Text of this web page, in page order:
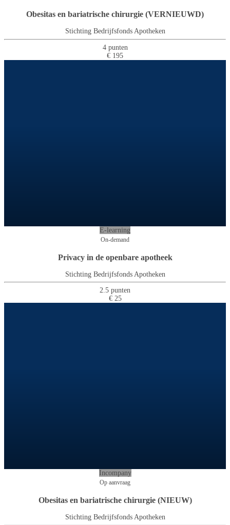
Obesitas en bariatrische chirurgie (VERNIEUWD)
Stichting Bedrijfsfonds Apotheken
4 punten
€ 195
E-learning
On-demand
Privacy in de openbare apotheek
Stichting Bedrijfsfonds Apotheken
2.5 punten
€ 25
Incompany
Op aanvraag
Obesitas en bariatrische chirurgie (NIEUW)
Stichting Bedrijfsfonds Apotheken